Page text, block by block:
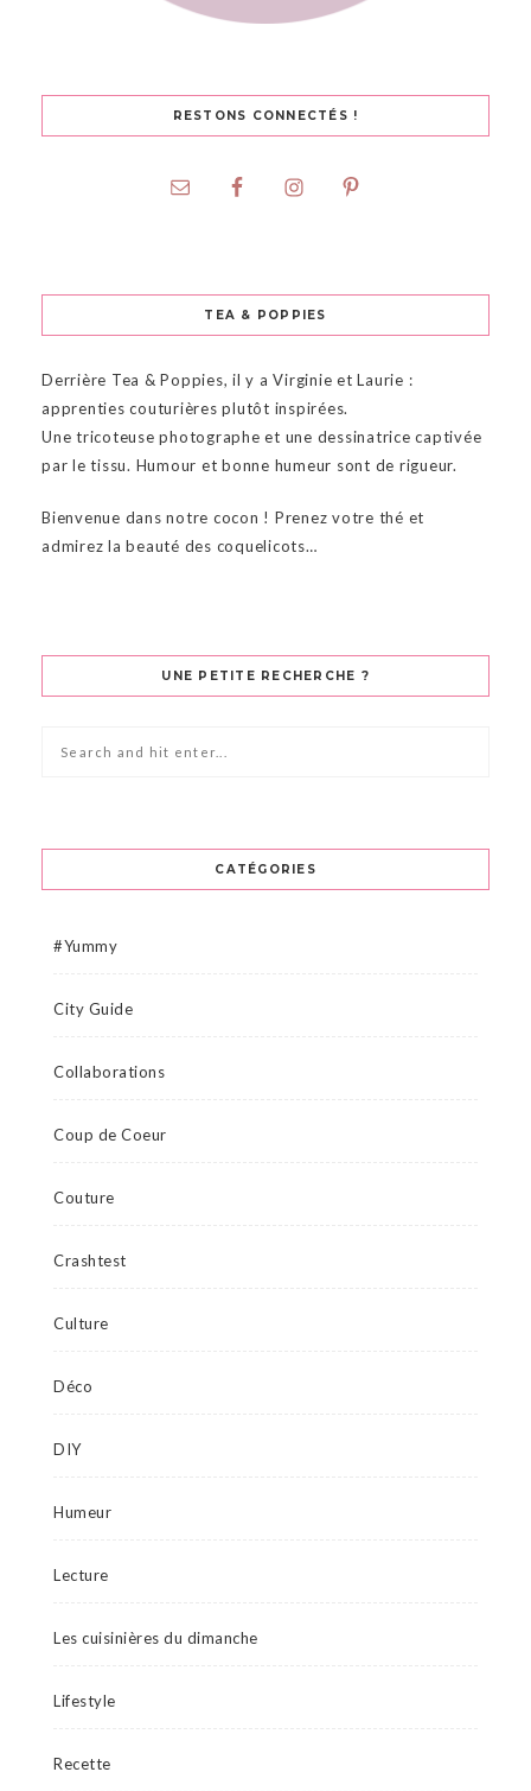
RESTONS CONNECTÉS !
TEA & POPPIES
Derrière Tea & Poppies, il y a Virginie et Laurie :
apprenties couturières plutôt inspirées.
Une tricoteuse photographe et une dessinatrice captivée
par le tissu. Humour et bonne humeur sont de rigueur.
Bienvenue dans notre cocon ! Prenez votre thé et
admirez la beauté des coquelicots…
UNE PETITE RECHERCHE ?
CATÉGORIES
#Yummy
City Guide
Collaborations
Coup de Coeur
Couture
Crashtest
Culture
Déco
DIY
Humeur
Lecture
Les cuisinières du dimanche
Lifestyle
Recette